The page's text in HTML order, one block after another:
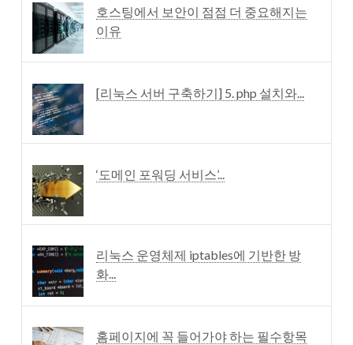
호스팅에서 보안이 점점 더 중요해지는
이유
[리눅스 서버 구축하기] 5. php 설치와...
‘도메인 포워딩 서비스’...
리눅스 운영체제 iptables에 기반한 방
화...
홈페이지에 꼭 들어가야 하는 필수항목